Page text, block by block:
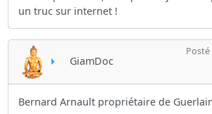
un truc sur internet !
GiamDoc
Posté
Bernard Arnault propriétaire de